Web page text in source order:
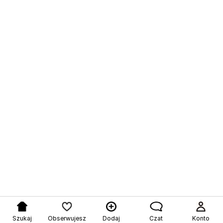
Szukaj Obserwujesz Dodaj Czat Konto